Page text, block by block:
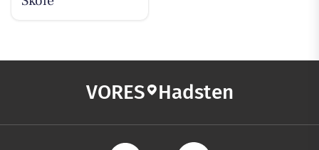
VORES Hadsten